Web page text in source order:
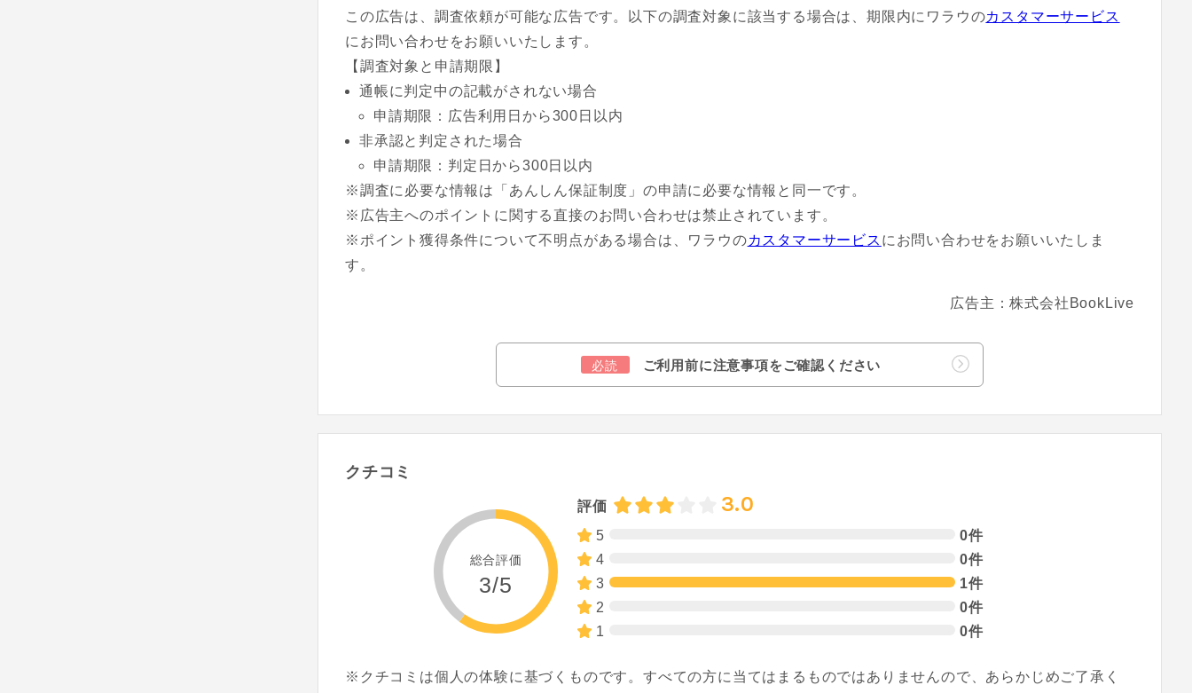
この広告は、調査依頼が可能な広告です。以下の調査対象に該当する場合は、期限内にワラウのカスタマーサービス
にお問い合わせをお願いいたします。
【調査対象と申請期限】
通帳に判定中の記載がされない場合
申請期限：広告利用日から300日以内
非承認と判定された場合
申請期限：判定日から300日以内
※調査に必要な情報は「あんしん保証制度」の申請に必要な情報と同一です。
※広告主へのポイントに関する直接のお問い合わせは禁止されています。
※ポイント獲得条件について不明点がある場合は、ワラウのカスタマーサービス にお問い合わせをお願いいたしま
す。
広告主：株式会社BookLive
必読 ご利用前に注意事項をご確認ください
クチコミ
総合評価
3/5
評価 3.0
5
0件
4
0件
3
1件
2
0件
1
0件
※クチコミは個人の体験に基づくものです。すべての方に当てはまるものではありませんので、あらかじめご了承く